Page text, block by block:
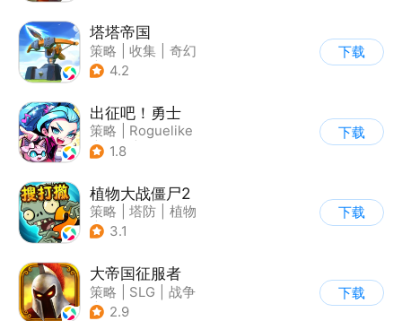
塔塔帝国
策略 收集
奇幻
| 卡通
4.2
下载
出征吧！勇士
策略
Roguelike
| 末日
1.8
下载
植物大战僵尸2
策略 塔防
植物
| 植物大战僵尸
3.1
下载
大帝国征服者
策略 SLG
战争
| 帝国时代
2.9
下载